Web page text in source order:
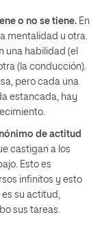
o no se tiene. En
mentalidad u otra.
una habilidad (el
(la conducción).
pero cada una
estancada, hay
de actitud
castigan a los
Esto es
infinitos y esto
su actitud,
sus tareas.